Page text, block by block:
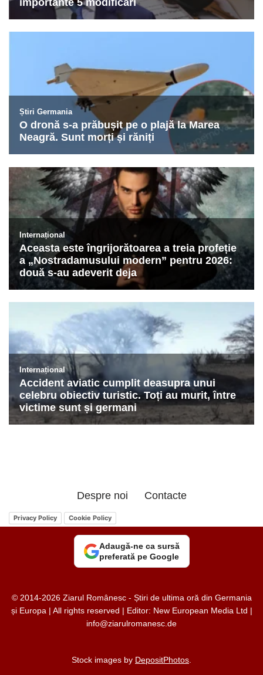
Despre noi Contacte
Privacy Policy Cookie Policy
Adaugă-ne ca sursă
preferată pe Google
© 2014-2026 Ziarul Românesc - Știri de ultima oră din Germania
și Europa | All rights reserved | Editor: New European Media Ltd |
info@ziarulromanesc.de
Stock images by DepositPhotos